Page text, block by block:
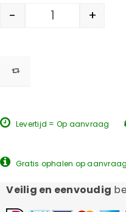
- +
Levertijd = Op aanvraag
Gratis ophalen op aanvraag
Veilig en eenvoudig